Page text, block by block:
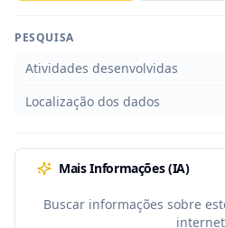
PESQUISA
Atividades desenvolvidas
Localização dos dados
Mais Informações (IA)
Buscar informações sobre